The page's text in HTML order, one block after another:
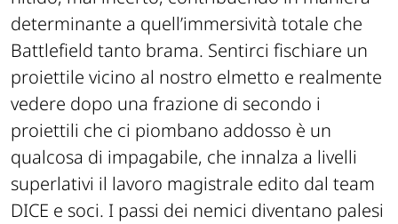
determinante a quell’immersività totale che
Battlefield tanto brama. Sentirci fischiare un
proiettile vicino al nostro elmetto e realmente
vedere dopo una frazione di secondo i
proiettili che ci piombano addosso è un
qualcosa di impagabile, che innalza a livelli
superlativi il lavoro magistrale edito dal team
DICE e soci. I passi dei nemici diventano palesi